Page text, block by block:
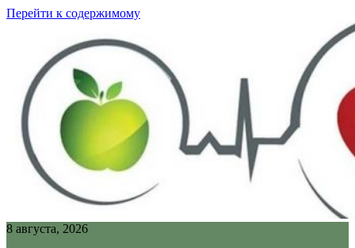
Перейти к содержимому
8 августа, 2026